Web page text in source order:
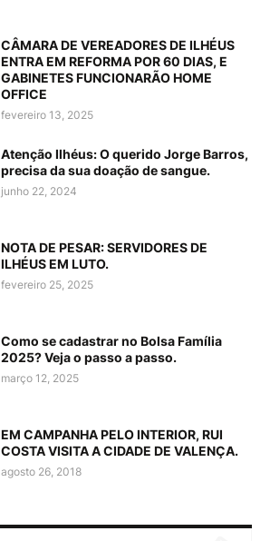
CÂMARA DE VEREADORES DE ILHÉUS
ENTRA EM REFORMA POR 60 DIAS, E
GABINETES FUNCIONARÃO HOME
OFFICE
fevereiro 13, 2025
Atenção Ilhéus: O querido Jorge Barros,
precisa da sua doação de sangue.
junho 22, 2024
NOTA DE PESAR: SERVIDORES DE
ILHÉUS EM LUTO.
fevereiro 25, 2025
Como se cadastrar no Bolsa Família
2025? Veja o passo a passo.
março 12, 2025
EM CAMPANHA PELO INTERIOR, RUI
COSTA VISITA A CIDADE DE VALENÇA.
agosto 26, 2018